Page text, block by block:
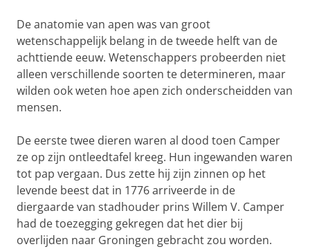
De anatomie van apen was van groot
wetenschappelijk belang in de tweede helft van de
achttiende eeuw. Wetenschappers probeerden niet
alleen verschillende soorten te determineren, maar
wilden ook weten hoe apen zich onderscheidden van
mensen.
De eerste twee dieren waren al dood toen Camper
ze op zijn ontleedtafel kreeg. Hun ingewanden waren
tot pap vergaan. Dus zette hij zijn zinnen op het
levende beest dat in 1776 arriveerde in de
diergaarde van stadhouder prins Willem V. Camper
had de toezegging gekregen dat het dier bij
overlijden naar Groningen gebracht zou worden.